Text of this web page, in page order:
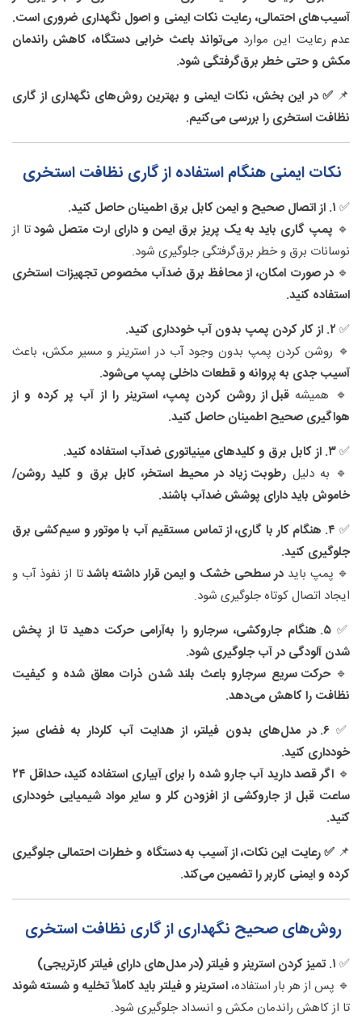
آسیب‌های احتمالی، رعایت نکات ایمنی و اصول نگهداری ضروری است.
عدم رعایت این موارد می‌تواند باعث خرابی دستگاه، کاهش راندمان
مکش و حتی خطر برق‌گرفتگی شود.
📌✅ در این بخش، نکات ایمنی و بهترین روش‌های نگهداری از گاری
نظافت استخری را بررسی می‌کنیم.
نکات ایمنی هنگام استفاده از گاری نظافت استخری
✅ ۱. از اتصال صحیح و ایمن کابل برق اطمینان حاصل کنید.
🔹 پمپ گاری باید به یک پریز برق ایمن و دارای ارت متصل شودتا از
نوسانات برق و خطر برق‌گرفتگی جلوگیری شود.
🔹در صورت امکان، از محافظ برق ضدآب مخصوص تجهیزات استخری
استفاده کنید.
✅ ۲. از کار کردن پمپ بدون آب خودداری کنید.
🔹 روشن کردن پمپ بدون وجود آب در استرینر و مسیر مکش، باعث
آسیب جدی به پروانه و قطعات داخلی پمپ می‌شود.
🔹 همیشهقبل از روشن کردن پمپ، استرینر را از آب پر کرده و از
هواگیری صحیح اطمینان حاصل کنید.
✅۳. از کابل برق و کلیدهای مینیاتوری ضدآب استفاده کنید.
🔹 به دلیل رطوبت زیاد در محیط استخر، کابل برق و کلید روشن/
خاموش باید دارای پوشش ضدآب باشند.
✅ ۴. هنگام کار با گاری، از تماس مستقیم آب با موتور و سیم‌کشی برق
جلوگیری کنید.
🔹 پمپ باید در سطحی خشک و ایمن قرار داشته باشدتا از نفوذ آب و
ایجاد اتصال کوتاه جلوگیری شود.
✅ ۵. هنگام جاروکشی، سرجارو را به‌آرامی حرکت دهید تا از پخش
شدن آلودگی در آب جلوگیری شود.
🔹حرکت سریع سرجارو باعث بلند شدن ذرات معلق شده و کیفیت
نظافت را کاهش می‌دهد.
✅
۶. در مدل‌های بدون فیلتر، از هدایت آب کلردار به فضای سبز
خودداری کنید.
🔹
اگر قصد دارید آب جارو شده را برای آبیاری استفاده کنید، حداقل ۲۴
ساعت قبل از جاروکشی از افزودن کلر و سایر مواد شیمیایی خودداری
کنید.
📌✅ رعایت این نکات، از آسیب به دستگاه و خطرات احتمالی جلوگیری
کرده و ایمنی کاربر را تضمین می‌کند.
روش‌های صحیح نگهداری از گاری نظافت استخری
✅ ۱. تمیز کردن استرینر و فیلتر (در مدل‌های دارای فیلتر کارتریجی)
🔹 پس از هر بار استفاده،استرینر و فیلتر باید کاملاً تخلیه و شسته شوند
تا از کاهش راندمان مکش و انسداد جلوگیری شود.